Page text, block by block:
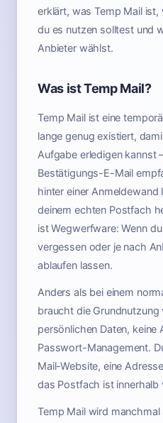
erklärt, was Temp Mail
du es nutzen solltest und
Anbieter wählst.
Was ist Temp Mail?
Temp Mail ist eine
lange genug existiert,
Aufgabe erledigen kannst
Bestätigungs-E-Mail
hinter einer Anmeldewand
deinem echten Postfach
ist Wegwerfware: Wenn
vergessen oder je nach
ablaufen lassen.
Anders als bei einem
braucht die Grundnutzung
persönlichen Daten, keine
Passwort-Management.
Mail-Website, eine
das Postfach ist innerhalb
Temp Mail wird